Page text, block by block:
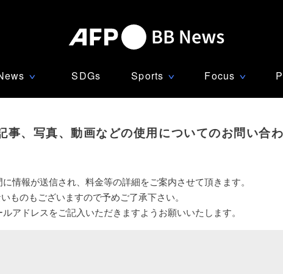
∨ SDGs Sports ∨ Focus ∨
事、写真、動画などの使用についてのお問い合
情報が送信され、料金等の詳細をご案内させて頂きます。
ものもございますので予めご了承下さい。
アドレスをご記入いただきますようお願いいたします。